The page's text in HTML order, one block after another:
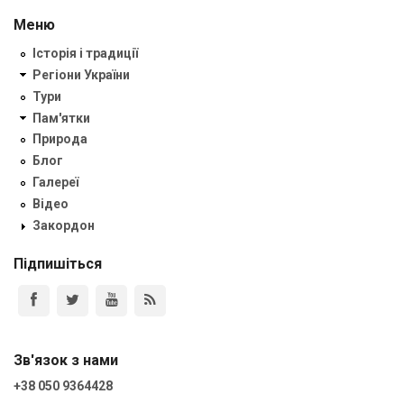
Меню
Історія і традиції
Регіони України
Тури
Пам'ятки
Природа
Блог
Галереї
Відео
Закордон
Підпишіться
Зв'язок з нами
+38 050 9364428